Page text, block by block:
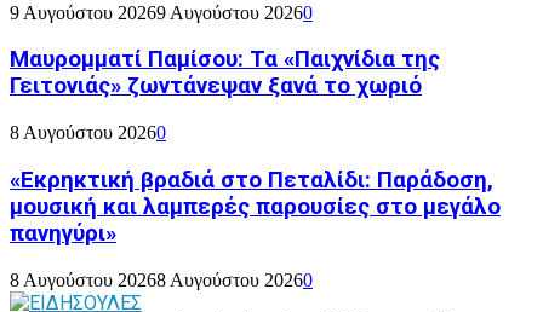
9 Αυγούστου 20269 Αυγούστου 20260
Μαυρομματί Παμίσου: Τα «Παιχνίδια της
Γειτονιάς» ζωντάνεψαν ξανά το χωριό
8 Αυγούστου 20260
«Εκρηκτική βραδιά στο Πεταλίδι: Παράδοση,
μουσική και λαμπερές παρουσίες στο μεγάλο
πανηγύρι»
8 Αυγούστου 20268 Αυγούστου 20260